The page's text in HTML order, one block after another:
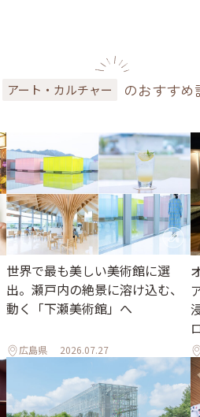
アート・カルチャー のおすすめ
世界で最も美しい美術館に選
出。瀬戸内の絶景に溶け込む、
動く「下瀬美術館」へ
広島県 2026.07.27